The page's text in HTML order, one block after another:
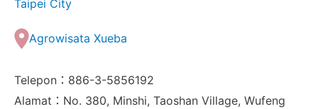
Taipei City
Agrowisata Xueba
Telepon：886-3-5856192
Alamat：No. 380, Minshi, Taoshan Village, Wufeng